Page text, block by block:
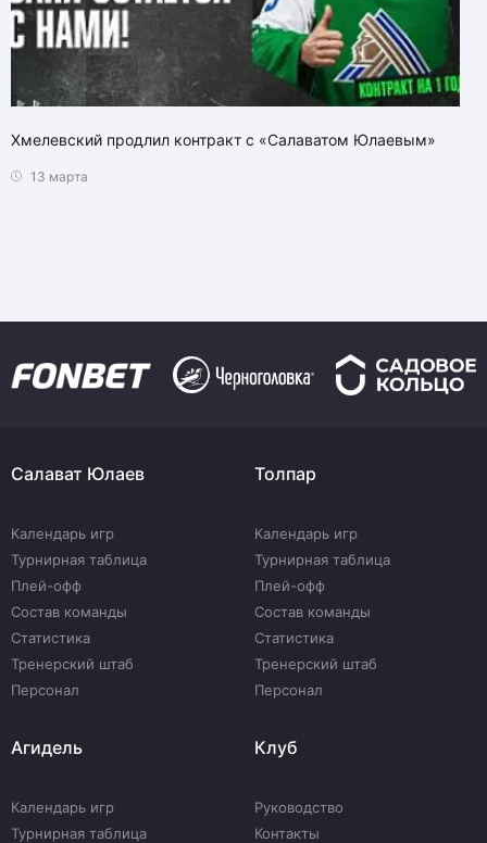
Хмелевский продлил контракт с «Салаватом Юлаевым»
13 марта
Салават Юлаев
Календарь игр
Турнирная таблица
Плей-офф
Состав команды
Статистика
Тренерский штаб
Персонал
Толпар
Календарь игр
Турнирная таблица
Плей-офф
Состав команды
Статистика
Тренерский штаб
Персонал
Агидель
Календарь игр
Турнирная таблица
Клуб
Руководство
Контакты